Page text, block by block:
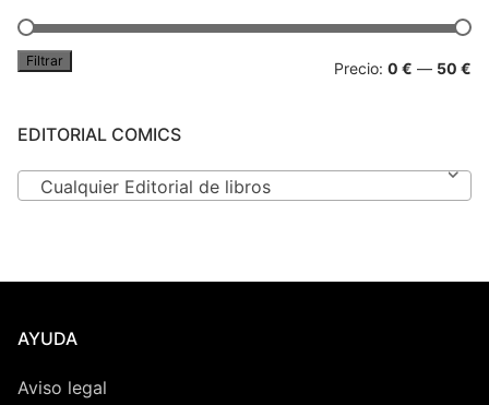
Filtrar Precio: 0 € — 50 €
EDITORIAL COMICS
Cualquier Editorial de libros
AYUDA
Aviso legal